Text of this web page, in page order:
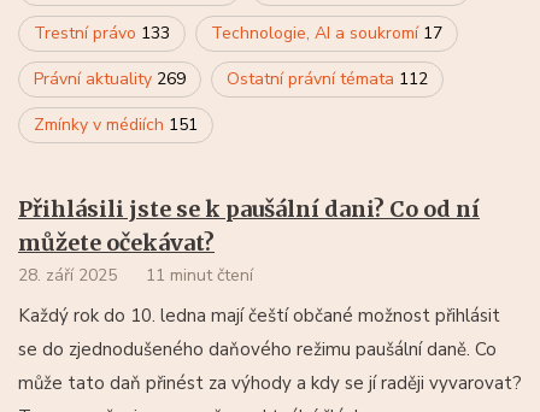
Trestní právo 133 Technologie, AI a soukromí 17
Právní aktuality 269 Ostatní právní témata 112
Zmínky v médiích 151
Přihlásili jste se k paušální dani? Co od ní
můžete očekávat?
28. září 2025 11 minut čtení
Každý rok do 10. ledna mají čeští občané možnost přihlásit
se do zjednodušeného daňového režimu paušální daně. Co
může tato daň přinést za výhody a kdy se jí raději vyvarovat?